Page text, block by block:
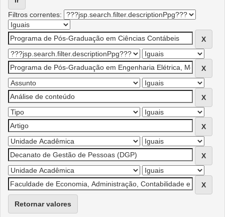
Filtros correntes:
Retornar valores